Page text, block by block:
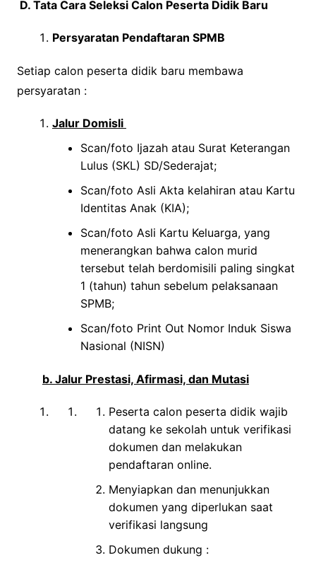
D. Tata Cara Seleksi Calon Peserta Didik Baru
Persyaratan Pendaftaran SPMB
Setiap calon peserta didik baru membawa
persyaratan :
Jalur Domisli
Scan/foto Ijazah atau Surat Keterangan
Lulus (SKL) SD/Sederajat;
Scan/foto Asli Akta kelahiran atau Kartu
Identitas Anak (KIA);
Scan/foto Asli Kartu Keluarga, yang
menerangkan bahwa calon murid
tersebut telah berdomisili paling singkat
1 (tahun) tahun sebelum pelaksanaan
SPMB;
Scan/foto Print Out Nomor Induk Siswa
Nasional (NISN)
b. Jalur Prestasi, Afirmasi, dan Mutasi
Peserta calon peserta didik wajib
datang ke sekolah untuk verifikasi
dokumen dan melakukan
pendaftaran online.
Menyiapkan dan menunjukkan
dokumen yang diperlukan saat
verifikasi langsung
Dokumen dukung :